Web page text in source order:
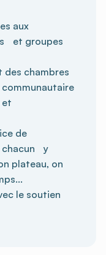
aux
et groupes
des chambres
communautaire
et
de
chacun y
plateau, on
le soutien